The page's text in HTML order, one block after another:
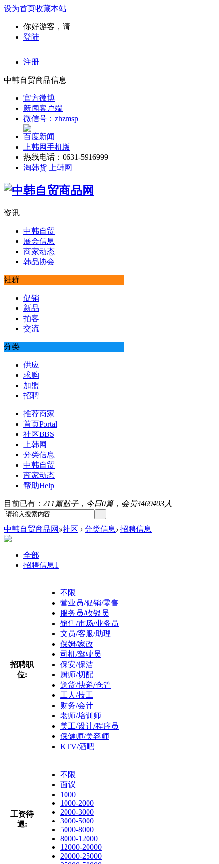
设为首页收藏本站
你好游客，请
登陆
|
注册
中韩自贸商品信息
官方微博
新闻客户端
微信号：zhzmsp
百度新闻
上韩网手机版
热线电话：0631-5916999
淘韩货 上韩网
资讯
中韩自贸
展会信息
商家动态
韩品协会
社群
促销
新品
拍客
交流
分类
供应
求购
加盟
招聘
推荐商家
首页Portal
社区BBS
上韩网
分类信息
中韩自贸
商家动态
帮助Help
目前已有： 211篇贴子，今日0篇，会员3469403人
中韩自贸商品网 »社区 › 分类信息› 招聘信息
全部
招聘信息1
招聘职
位:
不限
营业员/促销/零售
服务员/收银员
销售/市场/业务员
文员/客服/助理
保姆/家政
司机/驾驶员
保安/保洁
厨师/切配
送货/快递/仓管
工人/技工
财务/会计
老师/培训师
美工/设计/程序员
保健师/美容师
KTV/酒吧
工资待
遇:
不限
面议
1000
1000-2000
2000-3000
3000-5000
5000-8000
8000-12000
12000-20000
20000-25000